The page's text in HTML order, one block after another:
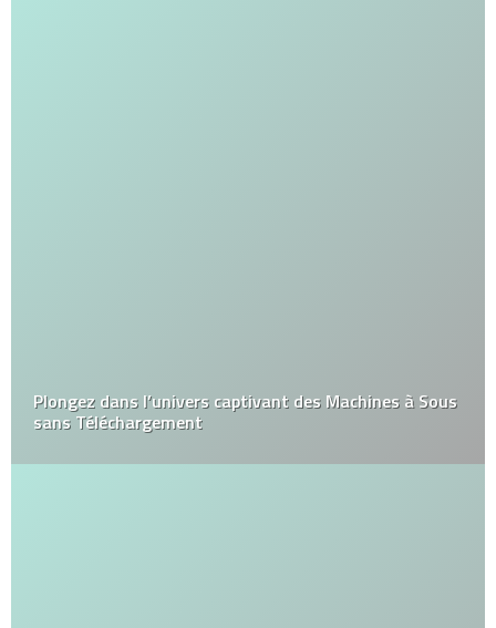
Plongez dans l’univers captivant des Machines à Sous
sans Téléchargement